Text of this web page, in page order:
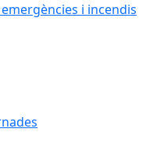
i incendis